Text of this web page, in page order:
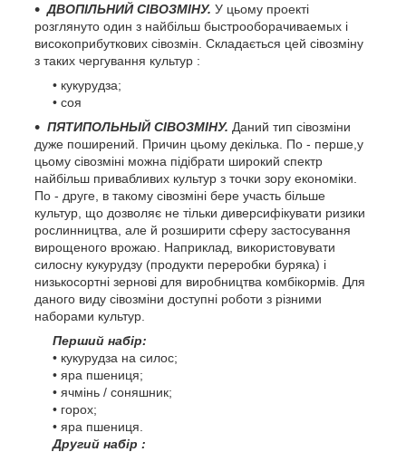
ДВОПІЛЬНИЙ СІВОЗМІНУ. У цьому проекті
розглянуто один з найбільш быстрооборачиваемых і
високоприбуткових сівозмін. Складається цей сівозміну
з таких чергування культур :
• кукурудза;
• соя
ПЯТИПОЛЬНЫЙ СІВОЗМІНУ. Даний тип сівозміни
дуже поширений. Причин цьому декілька. По - перше,у
цьому сівозміні можна підібрати широкий спектр
найбільш привабливих культур з точки зору економіки.
По - друге, в такому сівозміні бере участь більше
культур, що дозволяє не тільки диверсифікувати ризики
рослинництва, але й розширити сферу застосування
вирощеного врожаю. Наприклад, використовувати
силосну кукурудзу (продукти переробки буряка) і
низькосортні зернові для виробництва комбікормів. Для
даного виду сівозміни доступні роботи з різними
наборами культур.
Перший набір:
• кукурудза на силос;
• яра пшениця;
• ячмінь / соняшник;
• горох;
• яра пшениця.
Другий набір :